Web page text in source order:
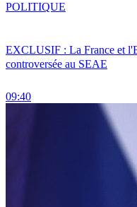
EXCLUSIF : La France et
controversée au SEAE
09:40
POLITIQUE